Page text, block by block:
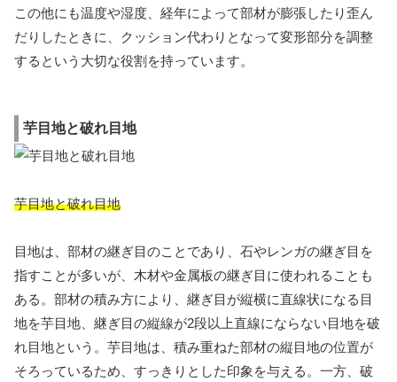
この他にも温度や湿度、経年によって部材が膨張したり歪ん
だりしたときに、クッション代わりとなって変形部分を調整
するという大切な役割を持っています。
芋目地と破れ目地
芋目地と破れ目地
目地は、部材の継ぎ目のことであり、石やレンガの継ぎ目を
指すことが多いが、木材や金属板の継ぎ目に使われることも
ある。部材の積み方により、継ぎ目が縦横に直線状になる目
地を芋目地、継ぎ目の縦線が2段以上直線にならない目地を破
れ目地という。芋目地は、積み重ねた部材の縦目地の位置が
そろっているため、すっきりとした印象を与える。一方、破